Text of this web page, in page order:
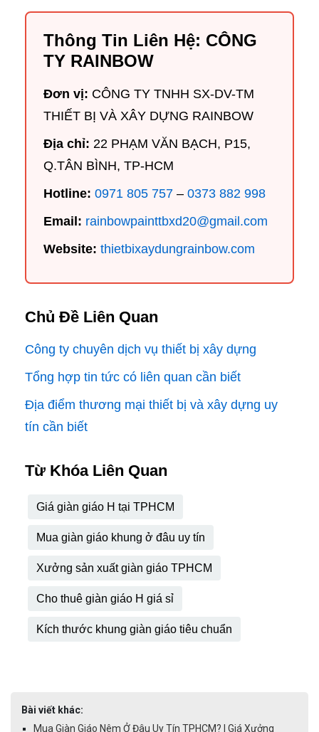
Thông Tin Liên Hệ: CÔNG
TY RAINBOW
Đơn vị: CÔNG TY TNHH SX-DV-TM
THIẾT BỊ VÀ XÂY DỰNG RAINBOW
Địa chỉ: 22 PHẠM VĂN BẠCH, P15,
Q.TÂN BÌNH, TP-HCM
Hotline: 0971 805 757 – 0373 882 998
Email: rainbowpainttbxd20@gmail.com
Website: thietbixaydungrainbow.com
Chủ Đề Liên Quan
Công ty chuyên dịch vụ thiết bị xây dựng
Tổng hợp tin tức có liên quan cần biết
Địa điểm thương mại thiết bị và xây dựng uy
tín cần biết
Từ Khóa Liên Quan
Giá giàn giáo H tại TPHCM
Mua giàn giáo khung ở đâu uy tín
Xưởng sản xuất giàn giáo TPHCM
Cho thuê giàn giáo H giá sỉ
Kích thước khung giàn giáo tiêu chuẩn
Bài viết khác:
Mua Giàn Giáo Nêm Ở Đâu Uy Tín TPHCM? | Giá Xưởng